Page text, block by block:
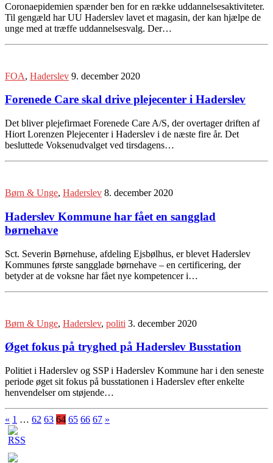
Coronaepidemien spænder ben for en række uddannelsesaktiviteter.
Til gengæld har UU Haderslev lavet et magasin, der kan hjælpe de
unge med at træffe uddannelsesvalg. Der…
FOA, Haderslev 9. december 2020
Forenede Care skal drive plejecenter i Haderslev
Det bliver plejefirmaet Forenede Care A/S, der overtager driften af
Hiort Lorenzen Plejecenter i Haderslev i de næste fire år. Det
besluttede Voksenudvalget ved tirsdagens…
Børn & Unge, Haderslev 8. december 2020
Haderslev Kommune har fået en sangglad
børnehave
Sct. Severin Børnehuse, afdeling Ejsbølhus, er blevet Haderslev
Kommunes første sangglade børnehave – en certificering, der
betyder at de voksne har fået nye kompetencer i…
Børn & Unge, Haderslev, politi 3. december 2020
Øget fokus på tryghed på Haderslev Busstation
Politiet i Haderslev og SSP i Haderslev Kommune har i den seneste
periode øget sit fokus på busstationen i Haderslev efter enkelte
henvendelser om støjende…
« 1 … 62 63 64 65 66 67 »